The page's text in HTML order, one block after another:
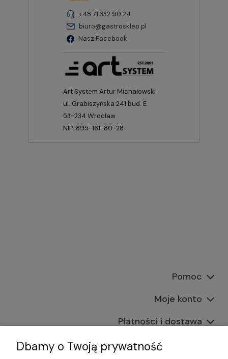
+48 71 332 90 24
biuro@gastrosklep.pl
Nasz Facebook
Art System Artur Michałowski
ul. Grabiszyńska 241 bud. E
53-234 Wrocław
NIP: 895-161-80-28
Pomoc
Moje konto
Płatności i dostawa
Informacje
Dbamy o Twoją prywatność